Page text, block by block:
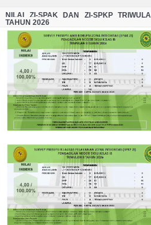
NILAI ZI-SPAK DAN ZI-SPKP
TAHUN 2026